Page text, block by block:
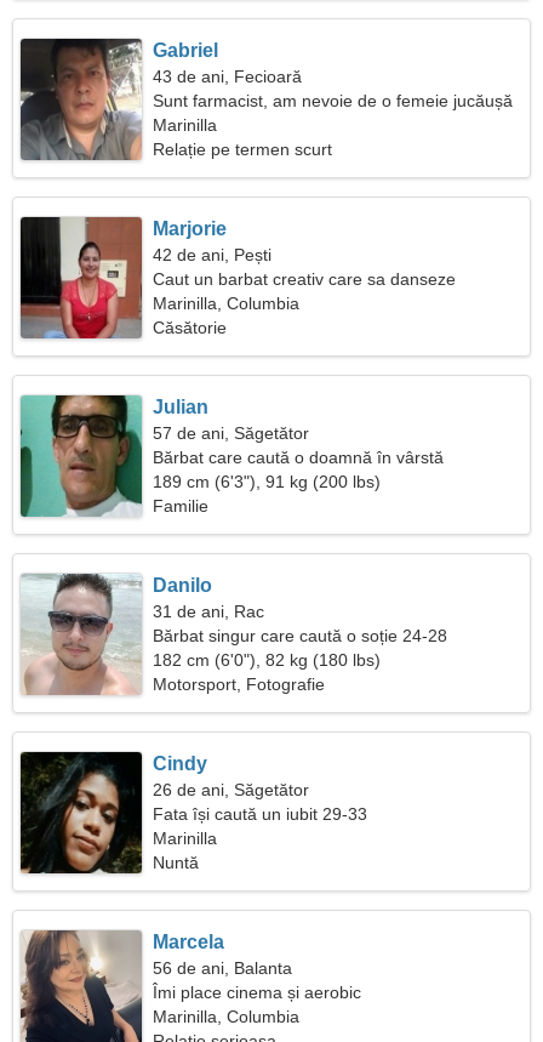
Gabriel
43 de ani, Fecioară
Sunt farmacist, am nevoie de o femeie jucăușă
Marinilla
Relație pe termen scurt
Marjorie
42 de ani, Pești
Caut un barbat creativ care sa danseze
impreuna
Marinilla, Columbia
Căsătorie
Julian
57 de ani, Săgetător
Bărbat care caută o doamnă în vârstă
189 cm (6'3"), 91 kg (200 lbs)
Familie
Danilo
31 de ani, Rac
Bărbat singur care caută o soție 24-28
182 cm (6'0"), 82 kg (180 lbs)
Motorsport, Fotografie
Cindy
26 de ani, Săgetător
Fata își caută un iubit 29-33
Marinilla
Nuntă
Marcela
56 de ani, Balanta
Îmi place cinema și aerobic
Marinilla, Columbia